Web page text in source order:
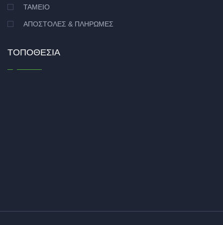
ΤΑΜΕΊΟ
ΑΠΟΣΤΟΛΈΣ & ΠΛΗΡΩΜΈΣ
ΤΟΠΟΘΕΣΊΑ